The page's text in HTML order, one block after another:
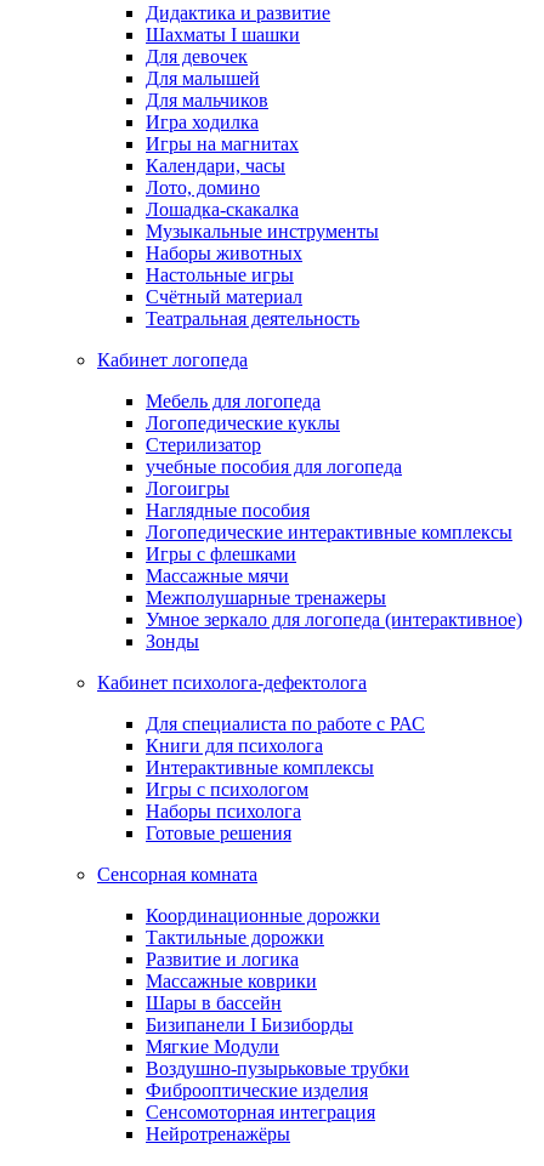
Дидактика и развитие
Шахматы I шашки
Для девочек
Для малышей
Для мальчиков
Игра ходилка
Игры на магнитах
Календари, часы
Лото, домино
Лошадка-скакалка
Музыкальные инструменты
Наборы животных
Настольные игры
Счётный материал
Театральная деятельность
Кабинет логопеда
Мебель для логопеда
Логопедические куклы
Стерилизатор
учебные пособия для логопеда
Логоигры
Наглядные пособия
Логопедические интерактивные комплексы
Игры с флешками
Массажные мячи
Межполушарные тренажеры
Умное зеркало для логопеда (интерактивное)
Зонды
Кабинет психолога-дефектолога
Для специалиста по работе с РАС
Книги для психолога
Интерактивные комплексы
Игры с психологом
Наборы психолога
Готовые решения
Сенсорная комната
Координационные дорожки
Тактильные дорожки
Развитие и логика
Массажные коврики
Шары в бассейн
Бизипанели I Бизиборды
Мягкие Модули
Воздушно-пузырьковые трубки
Фиброоптические изделия
Сенсомоторная интеграция
Нейротренажёры